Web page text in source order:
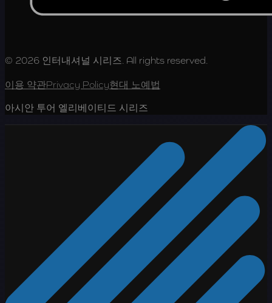
© 2026 인터내셔널 시리즈. All rights reserved.
이용 약관Privacy Policy현대 노예법
아시안 투어 엘리베이티드 시리즈